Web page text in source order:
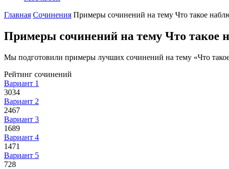
Главная Сочинения Примеры сочинений на тему Что такое
Примеры сочинений на тему Что такое
Мы подготовили примеры лучших сочинений на тему «Что
Рейтинг сочинений
Вариант 1
3034
Вариант 2
2467
Вариант 3
1689
Вариант 4
1471
Вариант 5
728